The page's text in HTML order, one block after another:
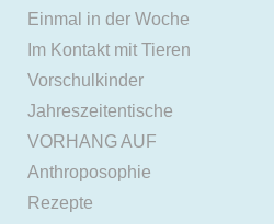
Einmal in der Woche
Im Kontakt mit Tieren
Vorschulkinder
Jahreszeitentische
VORHANG AUF
Anthroposophie
Rezepte